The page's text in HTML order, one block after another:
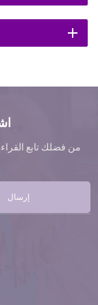
من فضلك تابع
إرسال